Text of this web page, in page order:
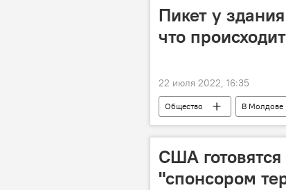
Пикет у
что
22 июля 2022, 16:35
Общество В Молдове
Генеральная прокуратура
США
"спонсором